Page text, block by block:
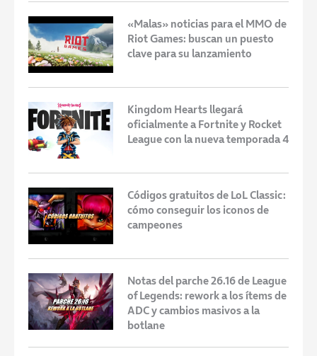
«Malas» noticias para el MMO de
Riot Games: buscan un puesto
clave para su lanzamiento
Kingdom Hearts llegará
oficialmente a Fortnite y Rocket
League con la nueva temporada 4
Códigos gratuitos de LoL Classic:
cómo conseguir los iconos de
campeones
Notas del parche 26.16 de League
of Legends: rework a los ítems de
ADC y cambios masivos a la
botlane